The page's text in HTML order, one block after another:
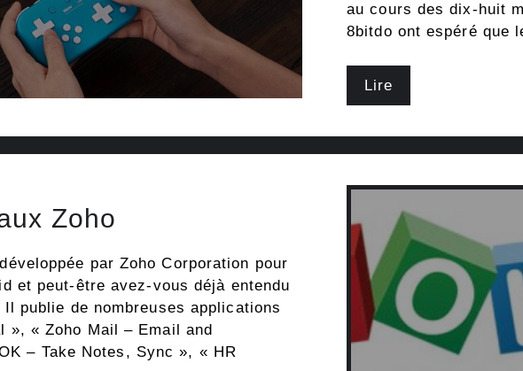
au cours des dix-huit
8bitdo ont espéré que
Lire
Zoho
par Zoho Corporation pour
et peut-être avez-vous déjà entendu
publie de nombreuses applications
», « Zoho Mail – Email and
– Take Notes, Sync », « HR